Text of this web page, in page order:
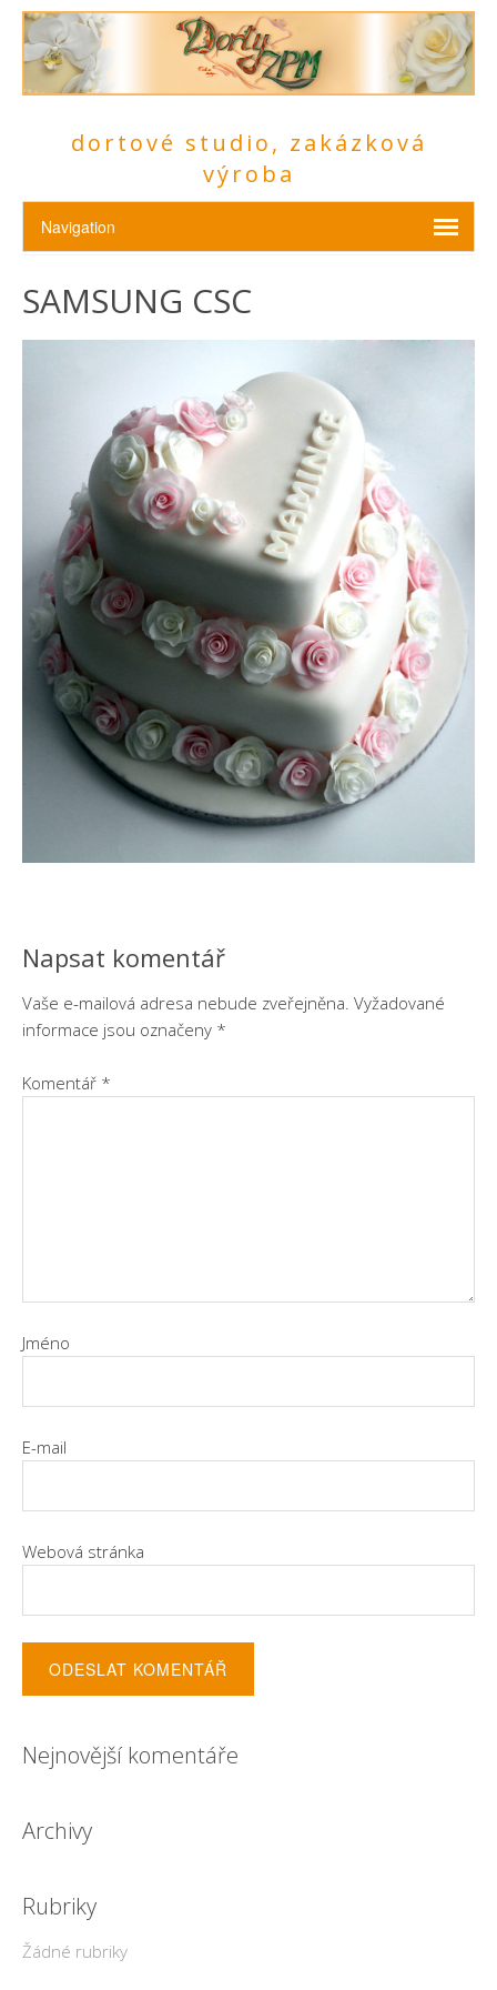
dortové studio, zakázková
výroba
SAMSUNG CSC
Napsat komentář
Vaše e-mailová adresa nebude zveřejněna. Vyžadované
informace jsou označeny *
Komentář *
Jméno
E-mail
Webová stránka
Nejnovější komentáře
Archivy
Rubriky
Žádné rubriky